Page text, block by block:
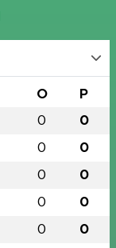
O P
0 0
0 0
0 0
0 0
0 0